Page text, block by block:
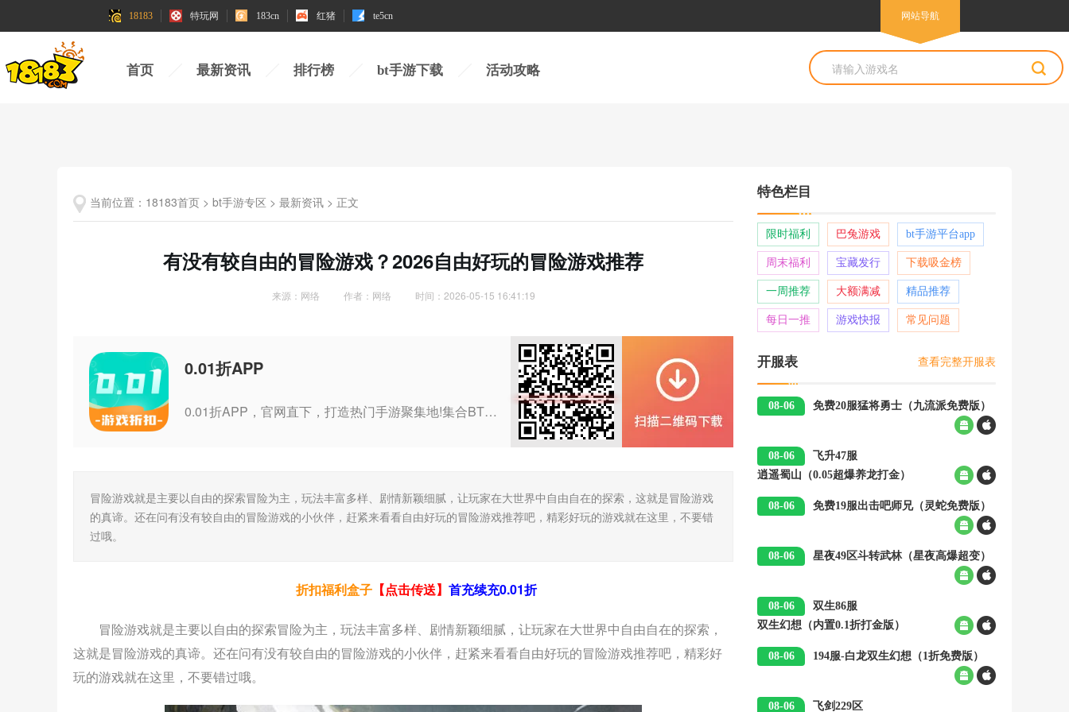
18183 特玩网 183cn 红猪 te5cn 网站导航
18183 特玩网 183cn 红猪 te5cn 网站导航
首页 最新资讯 排行榜 bt手游下载 活动攻略
当前位置： 18183首页 > bt手游专区 > 最新资讯 > 正文
有没有较自由的冒险游戏？2026自由好玩的冒险游戏推荐
来源：网络 作者：网络 时间：2026-05-15 16:41:19
0.01折APP
0.01折APP，官网直下，打造热门手游聚集地!集合BT版游戏、折扣手游与H5轻游戏，一网打尽玩家所爱。海量福利礼包，限时领取，助力您游戏更畅快。无论是寻找刺激挑战还是休闲时光，这里都是您的理想之选。
冒险游戏就是主要以自由的探索冒险为主，玩法丰富多样、剧情新颖细腻，让玩家在大世界中自由自在的探索，这就是冒险游戏
的真谛。还在问有没有较自由的冒险游戏的小伙伴，赶紧来看看自由好玩的冒险游戏推荐吧，精彩好玩的游戏就在这里，不要错
过哦。
折扣福利盒子【点击传送】 首充续充0.01折
冒险游戏就是主要以自由的探索冒险为主，玩法丰富多样、剧情新颖细腻，让玩家在大世界中自由自在的探索，
这就是冒险游戏的真谛。还在问有没有较自由的冒险游戏的小伙伴，赶紧来看看自由好玩的冒险游戏推荐吧，精彩好
玩的游戏就在这里，不要错过哦。
特色栏目
限时福利 巴兔游戏 bt手游平台app
周末福利 宝藏发行 下载吸金榜
一周推荐 大额满减 精品推荐
每日一推 游戏快报 常见问题
开服表 查看完整开服表
08-06
免费20服猛将勇士（九流派免费版）
08-06
00:05
飞升47服
逍遥蜀山（0.05超爆养龙打金）
08-06
免费19服出击吧师兄（灵蛇免费版）
08-06
星夜49区斗转武林（星夜高爆超变）
08-06
00:05
双生86服
双生幻想（内置0.1折打金版）
08-06
194服-白龙双生幻想（1折免费版）
08-06 飞剑229区